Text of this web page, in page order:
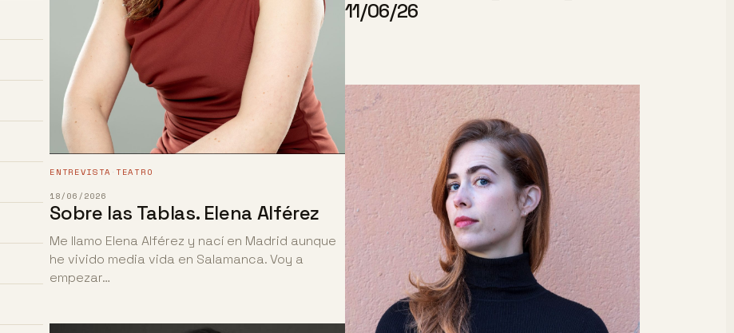
ENTREVISTA · TEATRO
18/06/2026
Sobre las Tablas. Elena Alférez
Me llamo Elena Alférez y nací en Madrid aunque
he vivido media vida en Salamanca. Voy a
empezar…
11/06/26